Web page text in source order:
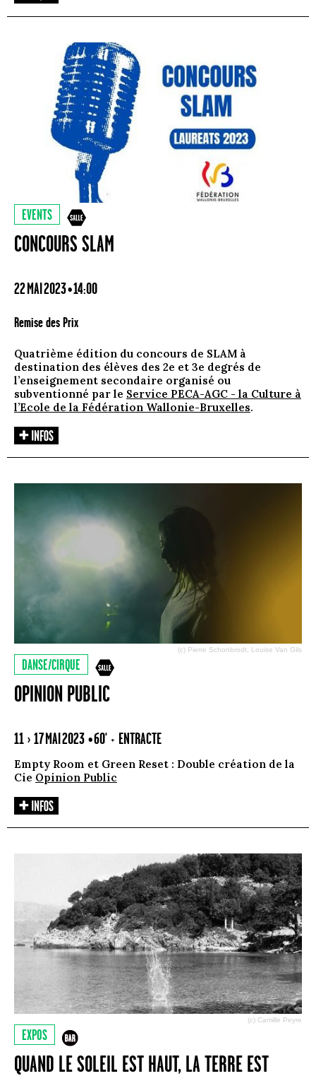
EVENTS
CONCOURS SLAM
22 MAI 2023 • 14:00
Remise des Prix
Quatrième édition du concours de SLAM à
destination des élèves des 2e et 3e degrés de
l’enseignement secondaire organisé ou
subventionné par le Service PECA-AGC - la Culture à
l’Ecole de la Fédération Wallonie-Bruxelles.
(c) Pierre Schonbrodt, Louise Van Gils
DANSE/CIRQUE
OPINION PUBLIC
11 › 17 MAI 2023 • 60' + ENTRACTE
Empty Room et Green Reset : Double création de la
Cie Opinion Public
(c) Camille Peyre
EXPOS
QUAND LE SOLEIL EST HAUT, LA TERRE EST